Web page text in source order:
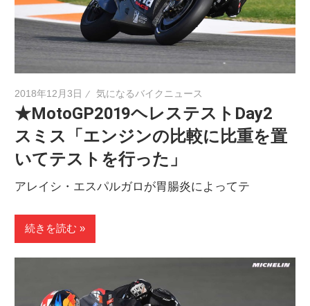
2018年12月3日 気になるバイクニュース
★MotoGP2019ヘレステストDay2
スミス「エンジンの比較に比重を置
いてテストを行った」
アレイシ・エスパルガロが胃腸炎によってテ
続きを読む